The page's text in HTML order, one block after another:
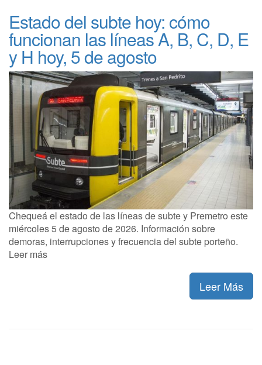
Estado del subte hoy: cómo
funcionan las líneas A, B, C, D, E
y H hoy, 5 de agosto
Chequeá el estado de las líneas de subte y Premetro este
miércoles 5 de agosto de 2026. Información sobre
demoras, interrupciones y frecuencia del subte porteño.
Leer más
Leer Más